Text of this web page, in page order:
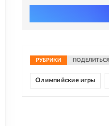
РУБРИКИ ПОДЕЛИТЬСЯ
Олимпийские игры